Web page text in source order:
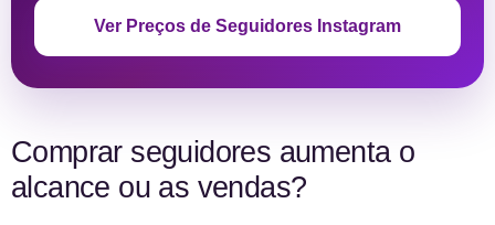
Ver Preços de Seguidores Instagram
Comprar seguidores aumenta o
alcance ou as vendas?